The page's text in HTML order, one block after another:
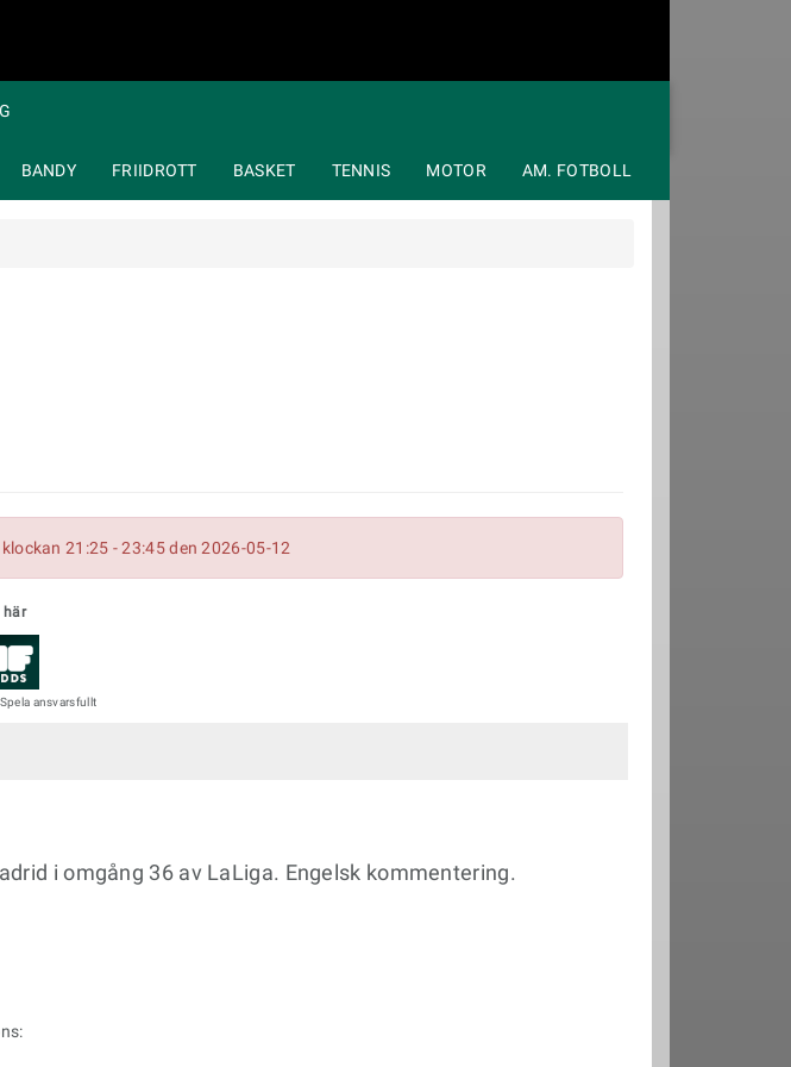
BANDY FRIIDROTT BASKET TENNIS MOTOR AM. FOTBOLL
21:25 - 23:45 den 2026-05-12
här
ansvarsfullt
i omgång 36 av LaLiga. Engelsk kommentering.